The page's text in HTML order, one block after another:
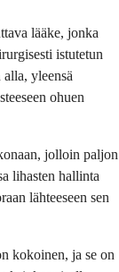
lääke, jonka
istutetun
yleensä
ohuen
jolloin paljon
lihasten hallinta
lähteeseen sen
kokoinen, ja se on